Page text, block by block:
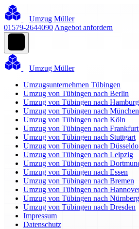
Umzug Müller
01579-2644090 Angebot anfordern
Umzug Müller
Umzugsunternehmen Tübingen
Umzug von Tübingen nach Berlin
Umzug von Tübingen nach Hamburg
Umzug von Tübingen nach München
Umzug von Tübingen nach Köln
Umzug von Tübingen nach
Umzug von Tübingen nach Stuttgart
Umzug von Tübingen nach
Umzug von Tübingen nach Leipzig
Umzug von Tübingen nach
Umzug von Tübingen nach Essen
Umzug von Tübingen nach Bremen
Umzug von Tübingen nach
Umzug von Tübingen nach Nürnberg
Umzug von Tübingen nach Dresden
Impressum
Datenschutz